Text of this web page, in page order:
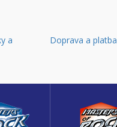
a
Doprava a platba